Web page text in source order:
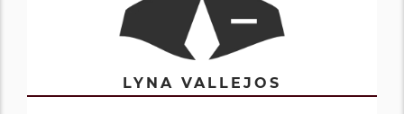
LYNA VALLEJOS